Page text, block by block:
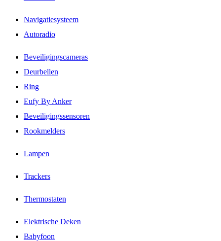
Navigatiesysteem
Autoradio
Beveiligingscameras
Deurbellen
Ring
Eufy By Anker
Beveiligingssensoren
Rookmelders
Lampen
Trackers
Thermostaten
Elektrische Deken
Babyfoon